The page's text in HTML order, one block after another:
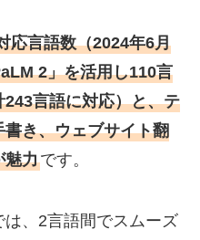
応言語数（2024年6月
2」を活用し110言
言語に対応）と、テ
き、ウェブサイト翻
魅力です。
は、2言語間でスムーズ